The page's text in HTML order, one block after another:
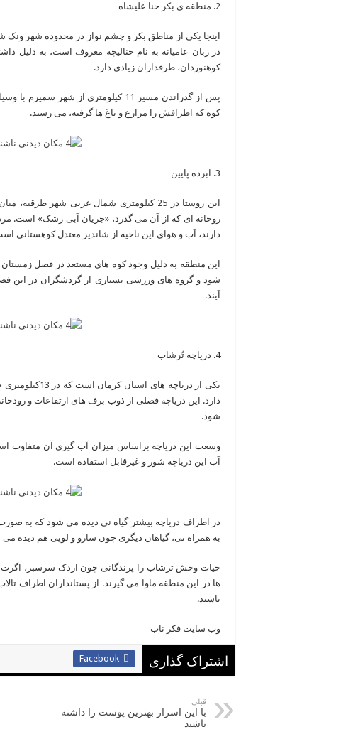
2. منطقه ی بکر حنا علیشاه
اینجا یکی از مناطق بکر و چشم نواز در محدوده شهر
در زبان عامیانه به نام حنالیچه معروف است، به دلیل
کوهنوردان، طرفداران زیادی دارد.
پس از گذراندن مسیر 11 کیلومتری از
کوه که اطرافش را مزارع و باغ ها گرفته، می رسید.
3. ابرده پایین
این روستا در 25 کیلومتری شمال غربی شهر
روخانه ای که از آن می گذرد، «جریان آبی زشک» است.
دارند، آب و هوای این ناحیه از شاندیز معتدل کوهستانی
این منطقه به دلیل وجود کوه های مستعد در فصل
شود و گروه های ورزشی بسیاری از گردشگران در این
آیند.
4. دریاچه تُرشاب
یکی از دریاچه
دارد. این دریاچه فصلی از ذوب برف های ارتفاعات و
شود.
آب این دریاچه شور و غیرقابل استفاده است.
به همراه نی، گیاهان دیگری چون سازو و لویی هم دیده
حیات وحش ترشاب را پرندگانی چون اردک سرسبز،
ها در این منطقه ماوا می گیرند. از پستانداران اطراف
باشید.
وب سایت فکر ناب
اشتراک گذاری Facebook
قبلی
با این اسرار بهترین پوست را داشته
باشید